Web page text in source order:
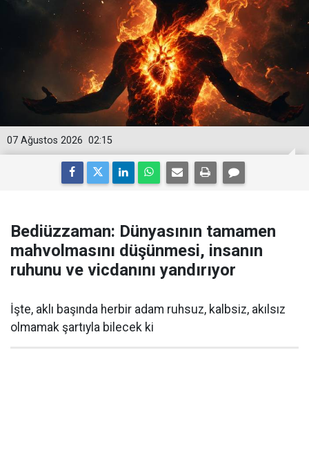
02:15
07 Ağustos 2026
Bediüzzaman: Dünyasının tamamen
mahvolmasını düşünmesi, insanın
ruhunu ve vicdanını yandırıyor
İşte, aklı başında herbir adam ruhsuz, kalbsiz, akılsız
olmamak şartıyla bilecek ki